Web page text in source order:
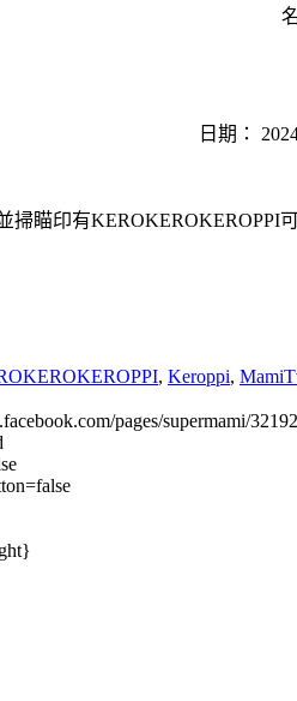
日期：
瞄印有KEROKEROKEROPPI
, Keroppi,
pages/supermami/